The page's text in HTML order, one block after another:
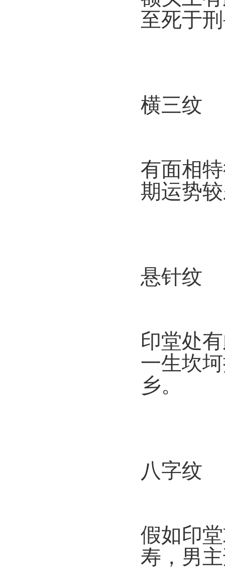
至死于
横三纹
有面相
期运势
悬针纹
印堂处
一生坎
乡。
八字纹
假如印
寿，男